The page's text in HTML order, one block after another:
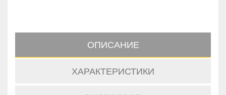
ОПИСАНИЕ
ХАРАКТЕРИСТИКИ